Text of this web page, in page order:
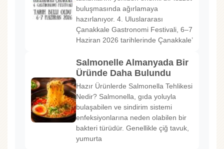
buluşmasında ağırlamaya
hazırlanıyor. 4. Uluslararası
Çanakkale Gastronomi Festivali, 6–7
Haziran 2026 tarihlerinde Çanakkale’
Salmonelle Almanyada Bir
Üründe Daha Bulundu
Hazır Ürünlerde Salmonella Tehlikesi
Nedir? Salmonella, gıda yoluyla
bulaşabilen ve sindirim sistemi
enfeksiyonlarına neden olabilen bir
bakteri türüdür. Genellikle çiğ tavuk,
yumurta